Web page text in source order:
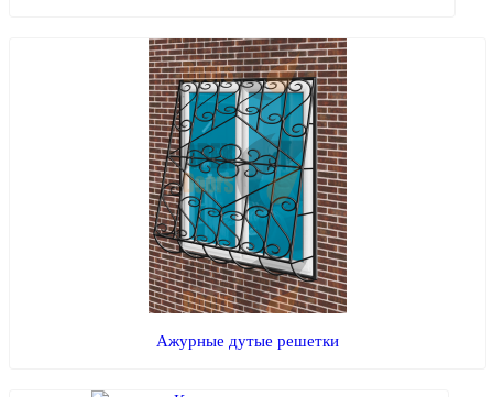
Ажурные дутые решетки